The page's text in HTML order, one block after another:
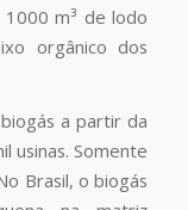
m³ de lodo
orgânico dos
a partir da
usinas. Somente
Brasil, o biogás